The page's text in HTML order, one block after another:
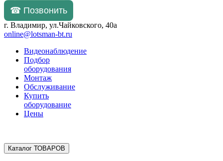
☎ Позвонить
г. Владимир, ул.Чайковского, 40а
online@lotsman-bt.ru
Видеонаблюдение
Подбор
оборудования
Монтаж
Обслуживание
Купить
оборудование
Цены
Каталог ТОВАРОВ